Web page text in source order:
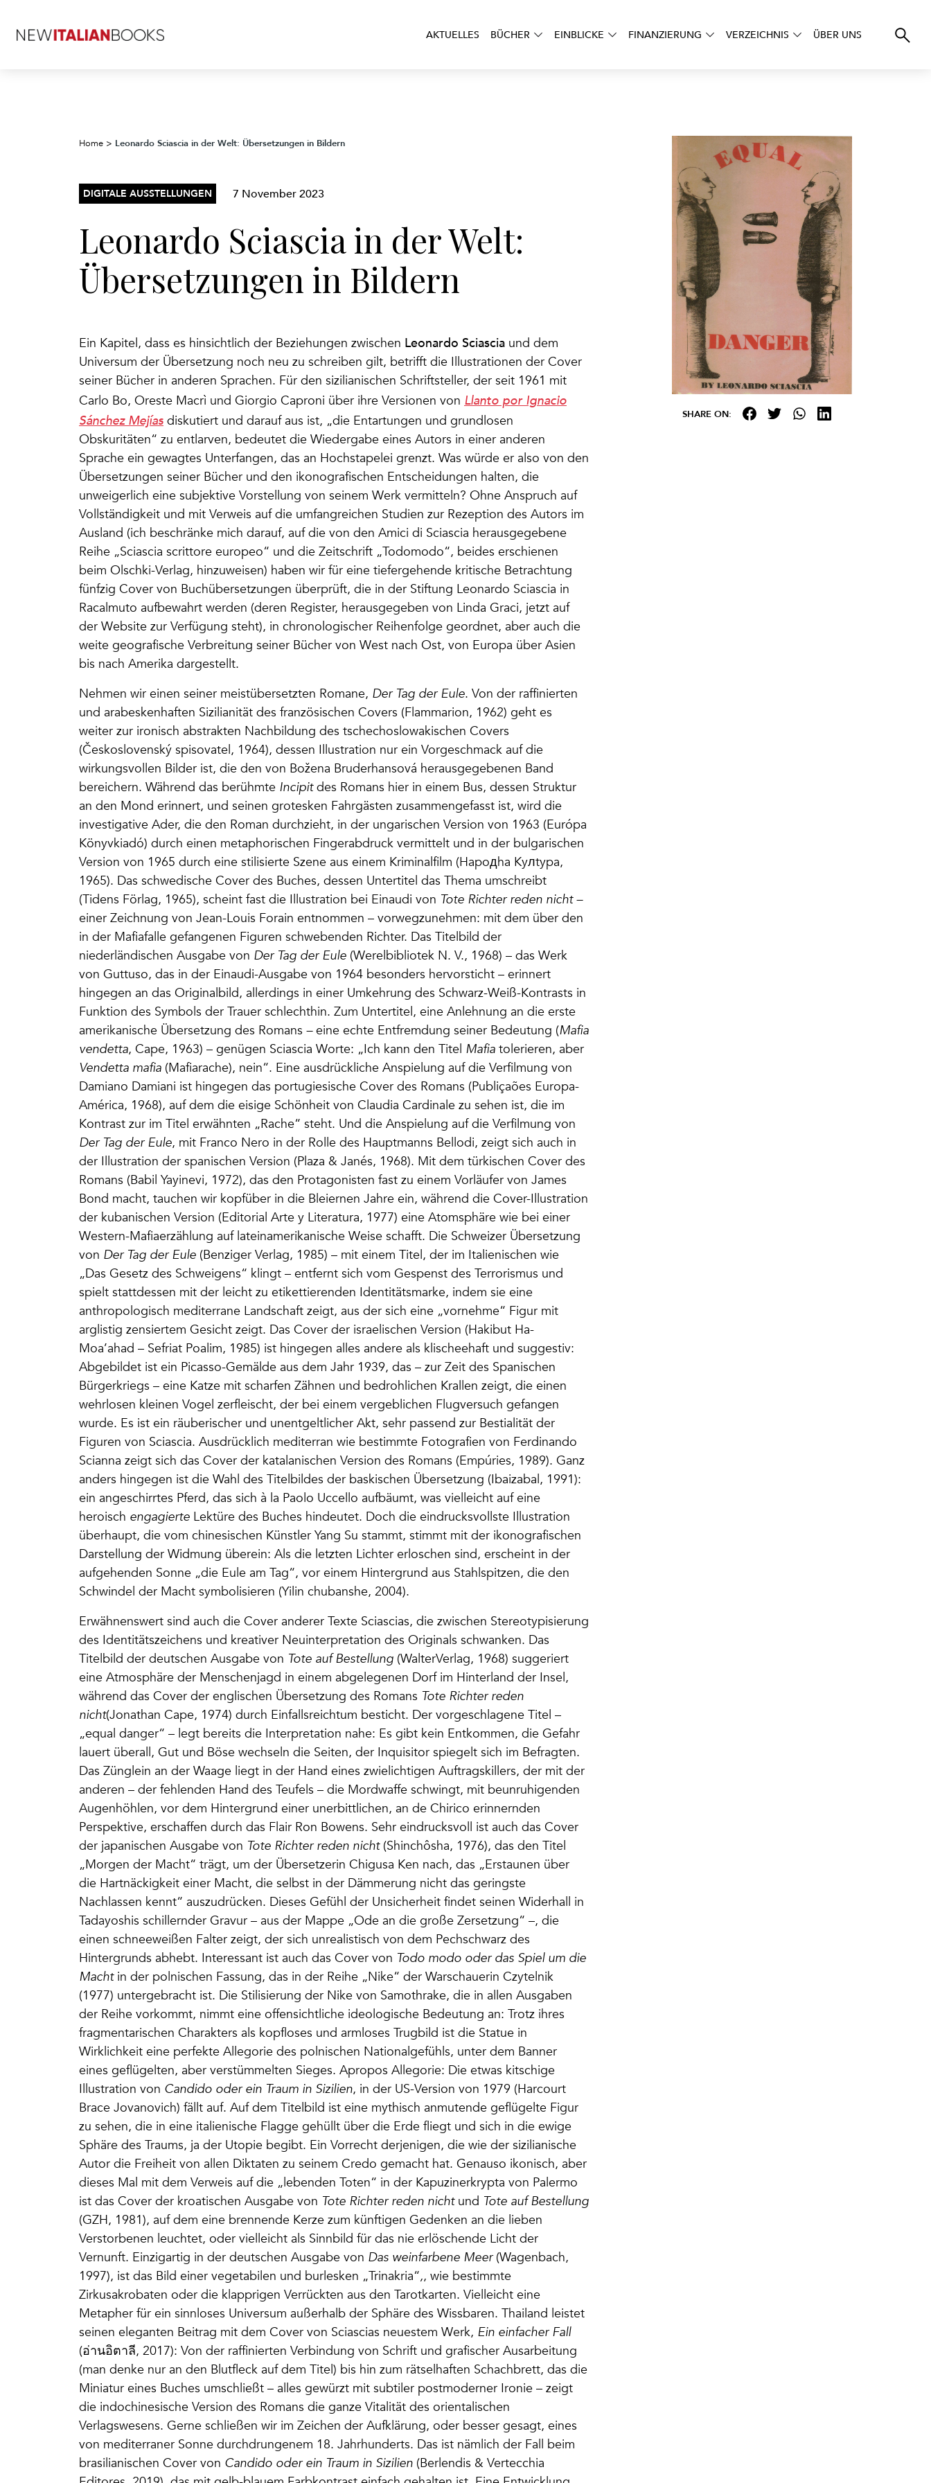
AKTUELLES BÜCHER EINBLICKE FINANZIERUNG VERZEICHNIS ÜBER UNS
Home > Leonardo Sciascia in der Welt: Übersetzungen in Bildern
DIGITALE AUSSTELLUNGEN 7 November 2023
Leonardo Sciascia in der Welt:
Übersetzungen in Bildern
Ein Kapitel, dass es hinsichtlich der Beziehungen zwischen Leonardo Sciascia und dem
Universum der Übersetzung noch neu zu schreiben gilt, betrifft die Illustrationen der Cover
seiner Bücher in anderen Sprachen. Für den sizilianischen Schriftsteller, der seit 1961 mit
Carlo Bo, Oreste Macrì und Giorgio Caproni über ihre Versionen von Llanto por Ignacio
Sánchez Mejías diskutiert und darauf aus ist, „die Entartungen und grundlosen
Obskuritäten“ zu entlarven, bedeutet die Wiedergabe eines Autors in einer anderen
Sprache ein gewagtes Unterfangen, das an Hochstapelei grenzt. Was würde er also von den
Übersetzungen seiner Bücher und den ikonografischen Entscheidungen halten, die
unweigerlich eine subjektive Vorstellung von seinem Werk vermitteln? Ohne Anspruch auf
Vollständigkeit und mit Verweis auf die umfangreichen Studien zur Rezeption des Autors im
Ausland (ich beschränke mich darauf, auf die von den Amici di Sciascia herausgegebene
Reihe „Sciascia scrittore europeo“ und die Zeitschrift „Todomodo“, beides erschienen
beim Olschki-Verlag, hinzuweisen) haben wir für eine tiefergehende kritische Betrachtung
fünfzig Cover von Buchübersetzungen überprüft, die in der Stiftung Leonardo Sciascia in
Racalmuto aufbewahrt werden (deren Register, herausgegeben von Linda Graci, jetzt auf
der Website zur Verfügung steht), in chronologischer Reihenfolge geordnet, aber auch die
weite geografische Verbreitung seiner Bücher von West nach Ost, von Europa über Asien
bis nach Amerika dargestellt.
Nehmen wir einen seiner meistübersetzten Romane, Der Tag der Eule. Von der raffinierten
und arabeskenhaften Sizilianität des französischen Covers (Flammarion, 1962) geht es
weiter zur ironisch abstrakten Nachbildung des tschechoslowakischen Covers
(Československý spisovatel, 1964), dessen Illustration nur ein Vorgeschmack auf die
wirkungsvollen Bilder ist, die den von Božena Bruderhansová herausgegebenen Band
bereichern. Während das berühmte Incipitdes Romans hier in einem Bus, dessen Struktur
an den Mond erinnert, und seinen grotesken Fahrgästen zusammengefasst ist, wird die
investigative Ader, die den Roman durchzieht, in der ungarischen Version von 1963 (Európa
Könyvkiadó) durch einen metaphorischen Fingerabdruck vermittelt und in der bulgarischen
Version von 1965 durch eine stilisierte Szene aus einem Kriminalfilm (Hapoдha Kyлtypa,
1965). Das schwedische Cover des Buches, dessen Untertitel das Thema umschreibt
(Tidens Förlag, 1965), scheint fast die Illustration bei Einaudi von Tote Richter reden nicht –
einer Zeichnung von Jean-Louis Forain entnommen – vorwegzunehmen: mit dem über den
in der Mafiafalle gefangenen Figuren schwebenden Richter. Das Titelbild der
niederländischen Ausgabe von Der Tag der Eule (Werelbibliotek N. V., 1968) – das Werk
von Guttuso, das in der Einaudi-Ausgabe von 1964 besonders hervorsticht – erinnert
hingegen an das Originalbild, allerdings in einer Umkehrung des Schwarz-Weiß-Kontrasts in
Funktion des Symbols der Trauer schlechthin. Zum Untertitel, eine Anlehnung an die erste
amerikanische Übersetzung des Romans –eine echte Entfremdung seiner Bedeutung (Mafia
vendetta, Cape, 1963) – genügen Sciascia Worte: „Ich kann den Titel Mafia tolerieren, aber
Vendetta mafia (Mafiarache), nein“. Eine ausdrückliche Anspielung auf die Verfilmung von
Damiano Damiani ist hingegen das portugiesische Cover des Romans (Publiçaões Europa-
América, 1968), auf dem die eisige Schönheit von Claudia Cardinale zu sehen ist, die im
Kontrast zur im Titel erwähnten „Rache“ steht. Und die Anspielung auf die Verfilmung von
Der Tag der Eule, mit Franco Nero in der Rolle des Hauptmanns Bellodi, zeigt sich auch in
der Illustration der spanischen Version (Plaza & Janés, 1968). Mit dem türkischen Cover des
Romans (Babil Yayinevi, 1972), das den Protagonisten fast zu einem Vorläufer von James
Bond macht, tauchen wir kopfüber in die Bleiernen Jahre ein, während die Cover-Illustration
der kubanischen Version (Editorial Arte y Literatura, 1977) eine Atomsphäre wie bei einer
Western-Mafiaerzählung auf lateinamerikanische Weise schafft. Die Schweizer Übersetzung
von Der Tag der Eule (Benziger Verlag, 1985) – mit einem Titel, der im Italienischen wie
„Das Gesetz des Schweigens“ klingt – entfernt sich vom Gespenst des Terrorismus und
spielt stattdessen mit der leicht zu etikettierenden Identitätsmarke, indem sie eine
anthropologisch mediterrane Landschaft zeigt, aus der sich eine „vornehme“ Figur mit
arglistig zensiertem Gesicht zeigt. Das Cover der israelischen Version (Hakibut Ha-
Moa’ahad – Sefriat Poalim, 1985) ist hingegen alles andere als klischeehaft und suggestiv:
Abgebildet ist ein Picasso-Gemälde aus dem Jahr 1939, das – zur Zeit des Spanischen
Bürgerkriegs – eine Katze mit scharfen Zähnen und bedrohlichen Krallen zeigt, die einen
wehrlosen kleinen Vogel zerfleischt, der bei einem vergeblichen Flugversuch gefangen
wurde. Es ist ein räuberischer und unentgeltlicher Akt, sehr passend zur Bestialität der
Figuren von Sciascia. Ausdrücklich mediterran wie bestimmte Fotografien von Ferdinando
Scianna zeigt sich das Cover der katalanischen Version des Romans (Empúries, 1989). Ganz
anders hingegen ist die Wahl des Titelbildes der baskischen Übersetzung (Ibaizabal, 1991):
ein angeschirrtes Pferd, das sich à la Paolo Uccello aufbäumt, was vielleicht auf eine
heroisch engagierte Lektüre des Buches hindeutet. Doch die eindrucksvollste Illustration
überhaupt, die vom chinesischen Künstler Yang Su stammt, stimmt mit der ikonografischen
Darstellung der Widmung überein: Als die letzten Lichter erloschen sind, erscheint in der
aufgehenden Sonne „die Eule am Tag“, vor einem Hintergrund aus Stahlspitzen, die den
Schwindel der Macht symbolisieren (Yilin chubanshe, 2004).
Erwähnenswert sind auch die Cover anderer Texte Sciascias, die zwischen Stereotypisierung
des Identitätszeichens und kreativer Neuinterpretation des Originals schwanken. Das
Titelbild der deutschen Ausgabe von Tote auf Bestellung (WalterVerlag, 1968) suggeriert
eine Atmosphäre der Menschenjagd in einem abgelegenen Dorf im Hinterland der Insel,
während das Cover der englischen Übersetzung des Romans Tote Richter reden
nicht(Jonathan Cape, 1974) durch Einfallsreichtum besticht. Der vorgeschlagene Titel –
„equal danger“ – legt bereits die Interpretation nahe: Es gibt kein Entkommen, die Gefahr
lauert überall, Gut und Böse wechseln die Seiten, der Inquisitor spiegelt sich im Befragten.
Das Zünglein an der Waage liegt in der Hand eines zwielichtigen Auftragskillers, der mit der
anderen – der fehlenden Hand des Teufels – die Mordwaffe schwingt, mit beunruhigenden
Augenhöhlen, vor dem Hintergrund einer unerbittlichen, an de Chirico erinnernden
Perspektive, erschaffen durch das Flair Ron Bowens. Sehr eindrucksvoll ist auch das Cover
der japanischen Ausgabe von Tote Richter reden nicht (Shinchôsha, 1976), das den Titel
„Morgen der Macht“ trägt, um der Übersetzerin Chigusa Ken nach, das „Erstaunen über
die Hartnäckigkeit einer Macht, die selbst in der Dämmerung nicht das geringste
Nachlassen kennt“ auszudrücken. Dieses Gefühl der Unsicherheit findet seinen Widerhall in
Tadayoshis schillernder Gravur – aus der Mappe „Ode an die große Zersetzung“ –, die
einen schneeweißen Falter zeigt, der sich unrealistisch von dem Pechschwarz des
Hintergrunds abhebt. Interessant ist auch das Cover von Todo modo oder das Spiel um die
Machtin der polnischen Fassung, das in der Reihe „Nike“ der Warschauerin Czytelnik
(1977) untergebracht ist. Die Stilisierung der Nike von Samothrake, die in allen Ausgaben
der Reihe vorkommt, nimmt eine offensichtliche ideologische Bedeutung an: Trotz ihres
fragmentarischen Charakters als kopfloses und armloses Trugbild ist die Statue in
Wirklichkeit eine perfekte Allegorie des polnischen Nationalgefühls, unter dem Banner
eines geflügelten, aber verstümmelten Sieges. Apropos Allegorie: Die etwas kitschige
Illustration von Candido oder ein Traum in Sizilien, in der US-Version von 1979 (Harcourt
Brace Jovanovich) fällt auf. Auf dem Titelbild ist eine mythisch anmutende geflügelte Figur
zu sehen, die in eine italienische Flagge gehüllt über die Erde fliegt und sich in die ewige
Sphäre des Traums, ja der Utopie begibt. Ein Vorrecht derjenigen, die wie der sizilianische
Autor die Freiheit von allen Diktaten zu seinem Credo gemacht hat. Genauso ikonisch, aber
dieses Mal mit dem Verweis auf die „lebenden Toten“ in der Kapuzinerkrypta von Palermo
ist das Cover der kroatischen Ausgabe von Tote Richter reden nichtund Tote auf Bestellung
(GZH, 1981), auf dem eine brennende Kerze zum künftigen Gedenken an die lieben
Verstorbenen leuchtet, oder vielleicht als Sinnbild für das nie erlöschende Licht der
Vernunft. Einzigartig in der deutschen Ausgabe von Das weinfarbene Meer(Wagenbach,
1997), ist das Bild einer vegetabilen und burlesken „Trinakria“,, wie bestimmte
Zirkusakrobaten oder die klapprigen Verrückten aus den Tarotkarten. Vielleicht eine
Metapher für ein sinnloses Universum außerhalb der Sphäre des Wissbaren. Thailand leistet
seinen eleganten Beitrag mit dem Cover von Sciascias neuestem Werk, Ein einfacher Fall
(อ่านอิตาลี, 2017): Von der raffinierten Verbindung von Schrift und grafischer Ausarbeitung
(man denke nur an den Blutfleck auf dem Titel) bis hin zum rätselhaften Schachbrett, das die
Miniatur eines Buches umschließt – alles gewürzt mit subtiler postmoderner Ironie – zeigt
die indochinesische Version des Romans die ganze Vitalität des orientalischen
Verlagswesens. Gerne schließen wir im Zeichen der Aufklärung, oder besser gesagt, eines
von mediterraner Sonne durchdrungenem 18. Jahrhunderts. Das ist nämlich der Fall beim
brasilianischen Cover von Candido oder ein Traum in Sizilien (Berlendis & Vertecchia
SHARE ON: